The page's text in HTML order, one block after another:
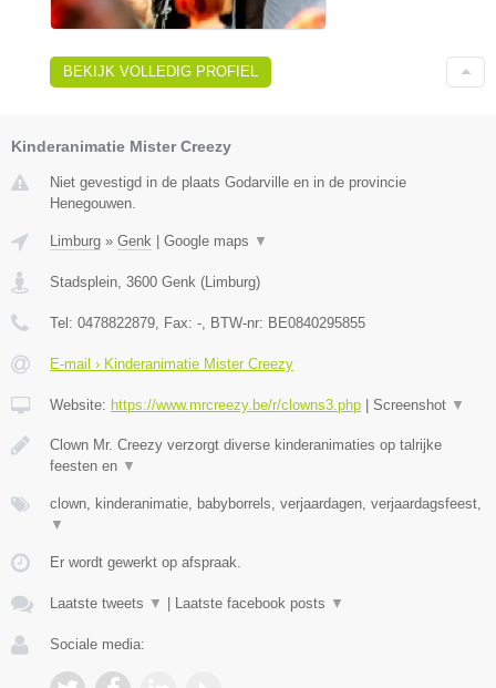
BEKIJK VOLLEDIG PROFIEL
Kinderanimatie Mister Creezy
Niet gevestigd in de plaats Godarville en in de provincie
Henegouwen.
Limburg » Genk Google maps ▼
Stadsplein, 3600 Genk (Limburg)
Tel: 0478822879, Fax: -, BTW-nr: BE0840295855
E-mail › Kinderanimatie Mister Creezy
Website: https://www.mrcreezy.be/r/clowns3.php Screenshot ▼
Clown Mr. Creezy verzorgt diverse kinderanimaties op talrijke
feesten en ▼
clown, kinderanimatie, babyborrels, verjaardagen, verjaardagsfeest,
▼
Er wordt gewerkt op afspraak.
Laatste tweets ▼ Laatste facebook posts ▼
Sociale media: